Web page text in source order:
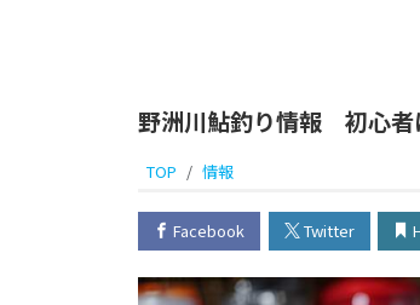
野洲川鮎釣り情報 初心者
TOP 情報
Facebook Twitter